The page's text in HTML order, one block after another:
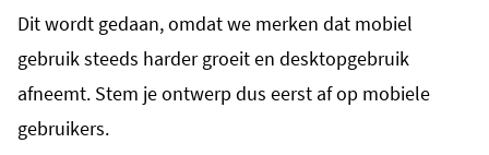
Dit wordt gedaan, omdat we merken dat mobiel
gebruik steeds harder groeit en desktopgebruik
afneemt. Stem je ontwerp dus eerst af op mobiele
gebruikers.